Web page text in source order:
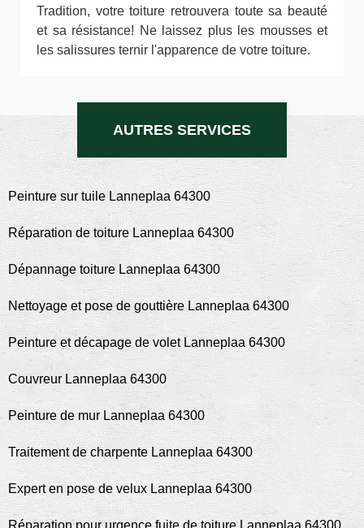
Tradition, votre toiture retrouvera toute sa beauté
et sa résistance! Ne laissez plus les mousses et
les salissures ternir l'apparence de votre toiture.
AUTRES SERVICES
Peinture sur tuile Lanneplaa 64300
Réparation de toiture Lanneplaa 64300
Dépannage toiture Lanneplaa 64300
Nettoyage et pose de gouttière Lanneplaa 64300
Peinture et décapage de volet Lanneplaa 64300
Couvreur Lanneplaa 64300
Peinture de mur Lanneplaa 64300
Traitement de charpente Lanneplaa 64300
Expert en pose de velux Lanneplaa 64300
Réparation pour urgence fuite de toiture Lanneplaa 64300